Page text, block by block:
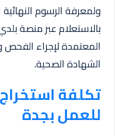
ولمعرفة الرسوم
بالاستعلام عبر منصة
المعتمدة لإجراء
الشهادة الصحية.
تكلفة
للعمل بجدة